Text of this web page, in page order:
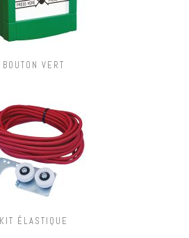
BOUTON VERT
KIT ÉLASTIQUE